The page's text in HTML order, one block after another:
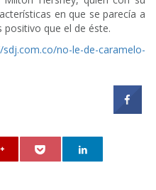
en que se parecía a
positivo que el de éste.
no-le-de-caramelo-